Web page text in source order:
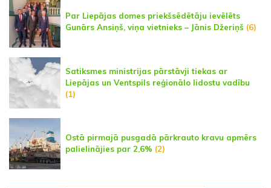
Par Liepājas domes priekšsēdētāju ievēlēts
Gunārs Ansiņš, viņa vietnieks – Jānis Džeriņš (6)
Satiksmes ministrijas pārstāvji tiekas ar
Liepājas un Ventspils reģionālo lidostu vadību
(1)
Ostā pirmajā pusgadā pārkrauto kravu apmērs
palielinājies par 2,6% (2)